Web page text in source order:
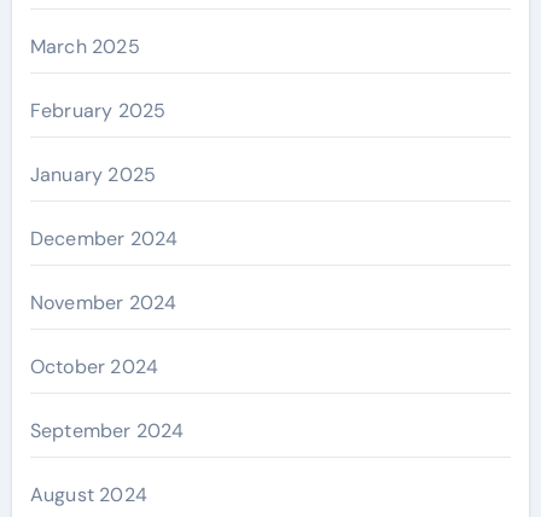
March 2025
February 2025
January 2025
December 2024
November 2024
October 2024
September 2024
August 2024